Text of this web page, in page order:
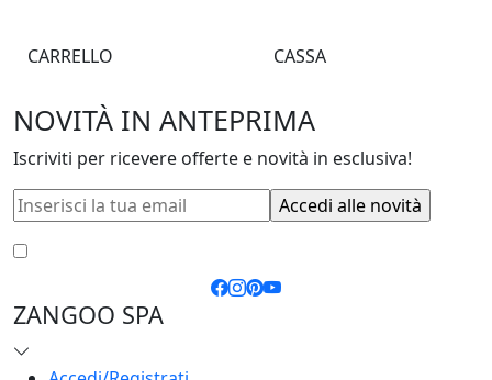
CARRELLO CASSA
NOVITÀ IN ANTEPRIMA
Iscriviti per ricevere offerte e novità in esclusiva!
ZANGOO SPA